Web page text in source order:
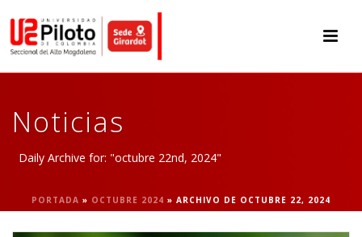
Noticias
Daily Archive for: "octubre 22nd, 2024"
PORTADA » OCTUBRE 2024 » ARCHIVO DE OCTUBRE 22, 2024